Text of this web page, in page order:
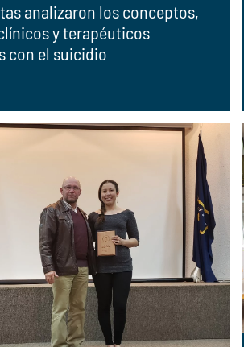
analizaron los conceptos,
y terapéuticos
con el suicidio